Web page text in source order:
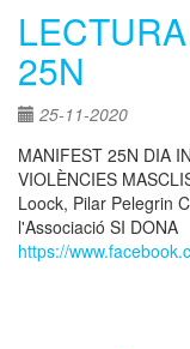
25N
25-11-2020
MANIFEST 25N DIA
VIOLÈNCIES
Loock, Pilar Pelegrin
l'Associació SI DONA
https://